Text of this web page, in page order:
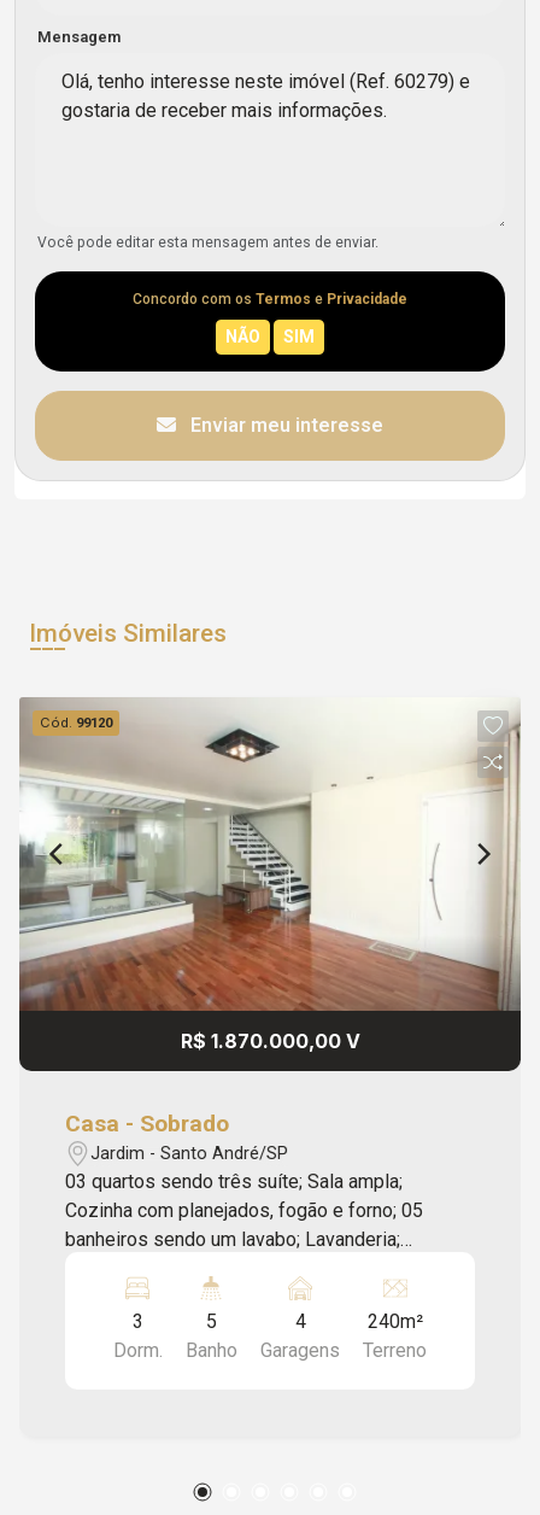
Mensagem
Você pode editar esta mensagem antes de enviar.
Concordo com os Termos e Privacidade
Enviar meu interesse
Imóveis Similares
Cód. 99120
R$ 1.870.000,00 V
Casa - Sobrado
Jardim - Santo André/SP
03 quartos sendo três suíte; Sala ampla;
Cozinha com planejados, fogão e forno; 05
banheiros sendo um lavabo; Lavanderia;
vagas de garagem. Ótima localização, próximo a
pontos de interesse de Jardim, tais como
Escola Prontidão, Amil Espaço Saúde, Escola
3
Dorm.
5
Banho
4
Garagens
240m²
Terreno